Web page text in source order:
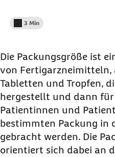
Lesedauer weniger als
3 Min
Die Packungsgröße ist
von Fertigarzneimitteln,
Tabletten und Tropfen,
hergestellt und dann für
Patientinnen und
bestimmten Packung in
gebracht werden. Die
orientiert sich dabei an